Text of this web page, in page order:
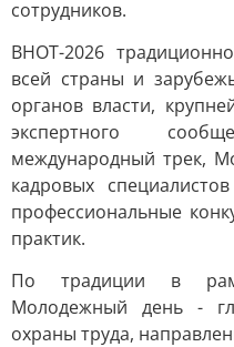
сотрудников.
ВНОТ-2026
всей страны и
органов власти,
экспертного
международный трек,
кадровых
профессиональные
практик.
По традиции в
Молодежный день -
охраны труда,